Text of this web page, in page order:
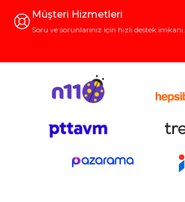
Müşteri Hizmetleri
Soru ve sorunlarınız için hızlı destek imkanı.